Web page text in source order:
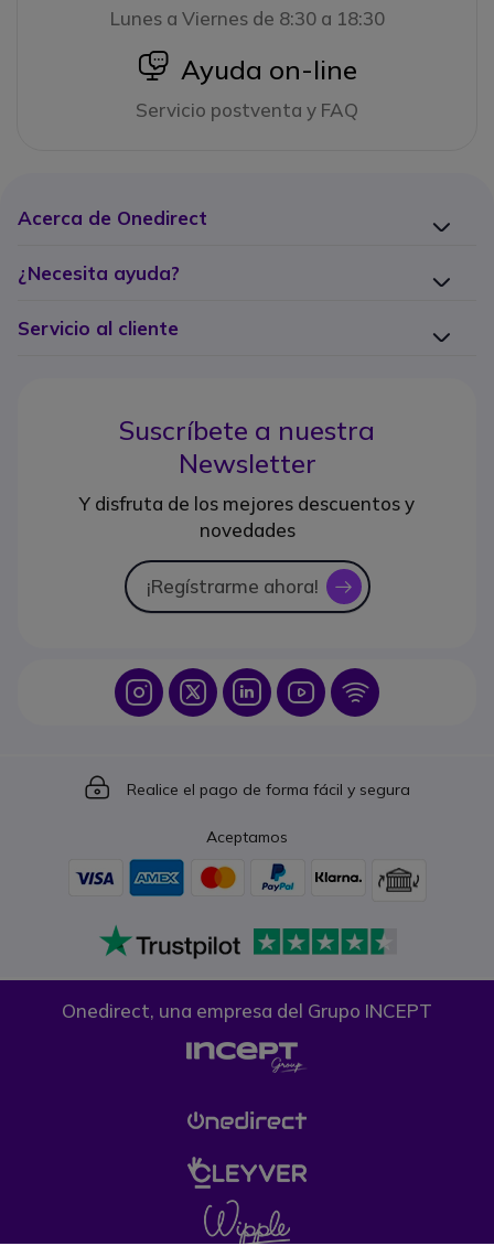
Lunes a Viernes de 8:30 a 18:30
icon
Ayuda on-line
Servicio postventa y FAQ
Acerca de Onedirect
¿Necesita ayuda?
Servicio al cliente
Suscríbete a nuestra
Newsletter
Y disfruta de los mejores descuentos y
novedades
¡Regístrarme ahora! icon
Icon IconIcon Icon Icon
Icon
Realice el pago de forma fácil y segura
Aceptamos
Onedirect, una empresa del Grupo INCEPT